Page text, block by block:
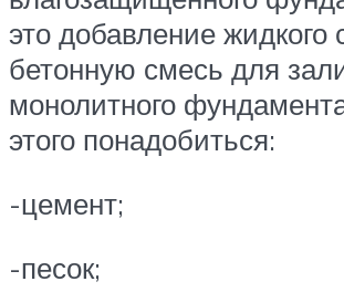
это добавление жидкого
бетонную смесь для
монолитного
этого понадобиться:
-цемент;
-песок;